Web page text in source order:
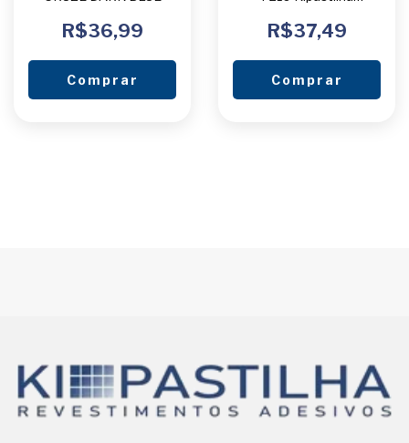
R$36,99
Comprar
R$37,49
Comprar